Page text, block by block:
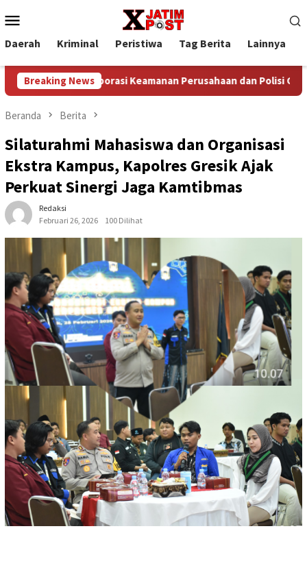
ke
kontenMobile
Daerah Kriminal Peristiwa Tag Berita Lainnya
Breaking News
Kolaborasi Keamanan Perusahaan dan Polisi Gagalkan
Beranda Berita
Silaturahmi Mahasiswa dan Organisasi
Ekstra Kampus, Kapolres Gresik Ajak
Perkuat Sinergi Jaga Kamtibmas
Redaksi
Februari 26, 2026
100 Dilihat